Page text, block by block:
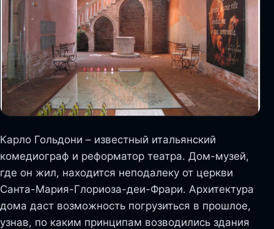
Карло Гольдони – известный итальянский
комедиограф и реформатор театра. Дом-музей,
где он жил, находится неподалеку от церкви
Санта-Мария-Глориоза-деи-Фрари. Архитектура
дома даст возможность погрузиться в прошлое,
узнав, по каким принципам возводились здания